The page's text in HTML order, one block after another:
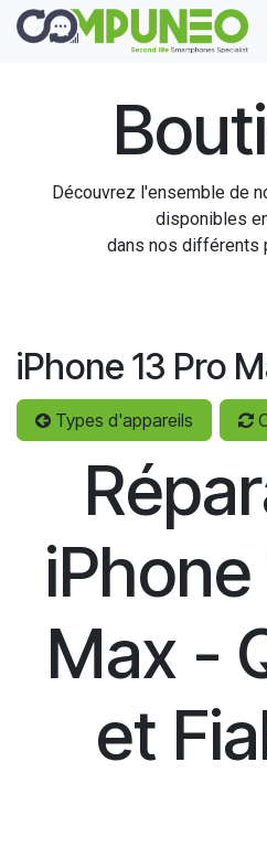
Se rendre au contenu
Découvrez l'ensemble de
disponibles
dans nos différents
iPhone 13 Pro
Types d'appareils
iPhone
Max -
et